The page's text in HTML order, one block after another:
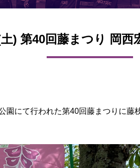
) 第40回藤まつり 岡西
園にて行われた第40回藤まつりに藤